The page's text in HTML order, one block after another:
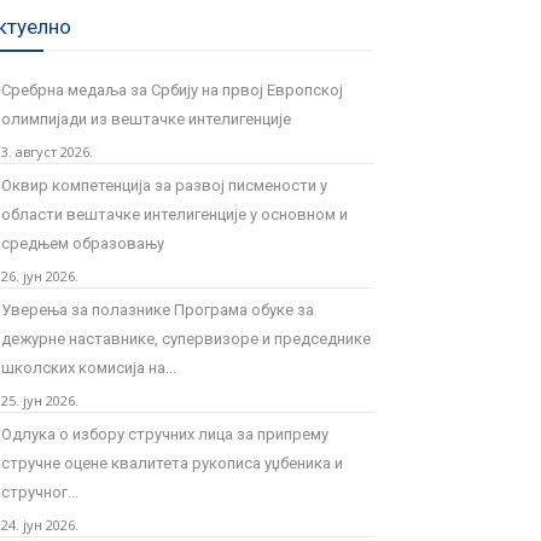
Сребрна медаља за Србију на првој Европској
олимпијади из вештачке интелигенције
3. август 2026.
Оквир компетенција за развој писмености у
области вештачке интелигенције у основном и
средњем образовању
26. јун 2026.
Уверења за полазнике Програмa обуке за
дежурне наставнике, супервизоре и председнике
школских комисија на...
25. јун 2026.
Одлука о избору стручних лица за припрему
стручне оцене квалитета рукописа уџбеника и
стручног...
24. јун 2026.